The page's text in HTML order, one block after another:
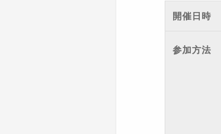
開催日時
参加方法